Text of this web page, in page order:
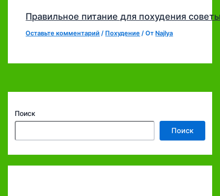
Правильное питание для похудения
Оставьте комментарий / Похудение / От Najlya
Поиск
Поиск